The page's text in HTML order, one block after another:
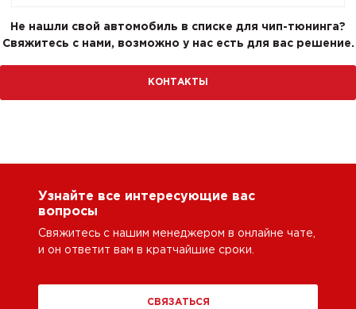
Не нашли свой автомобиль в списке для чип-тюнинга?
Свяжитесь с нами, возможно у нас есть для вас решение.
КОНТАКТЫ
Узнайте все интересующие вас
вопросы
Свяжитесь с нашим менеджером в онлайне чате,
и он ответит вам в кратчайшие сроки.
СВЯЗАТЬСЯ